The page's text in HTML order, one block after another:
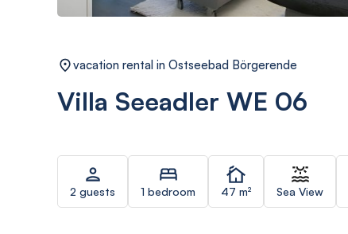
vacation rental in Ostseebad Börgerende
Villa Seeadler WE 06
2 guests 1 bedroom 47 m² Sea View